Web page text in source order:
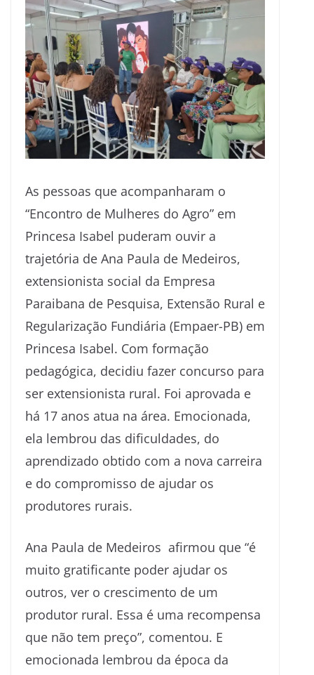
As pessoas que acompanharam o
“Encontro de Mulheres do Agro” em
Princesa Isabel puderam ouvir a
trajetória de Ana Paula de Medeiros,
extensionista social da Empresa
Paraibana de Pesquisa, Extensão Rural e
Regularização Fundiária (Empaer-PB) em
Princesa Isabel. Com formação
pedagógica, decidiu fazer concurso para
ser extensionista rural. Foi aprovada e
há 17 anos atua na área. Emocionada,
ela lembrou das dificuldades, do
aprendizado obtido com a nova carreira
e do compromisso de ajudar os
produtores rurais.
Ana Paula de Medeiros afirmou que “é
muito gratificante poder ajudar os
outros, ver o crescimento de um
produtor rural. Essa é uma recompensa
que não tem preço”, comentou. E
emocionada lembrou da época da